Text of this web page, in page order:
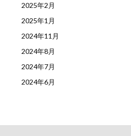
2025年2月
2025年1月
2024年11月
2024年8月
2024年7月
2024年6月